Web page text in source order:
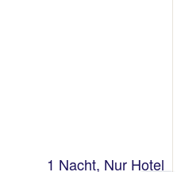
1 Nacht, Nur Hotel